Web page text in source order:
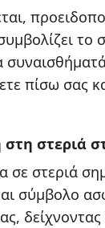
το
πίσω σας
στεριά
σε στεριά
σύμβολο